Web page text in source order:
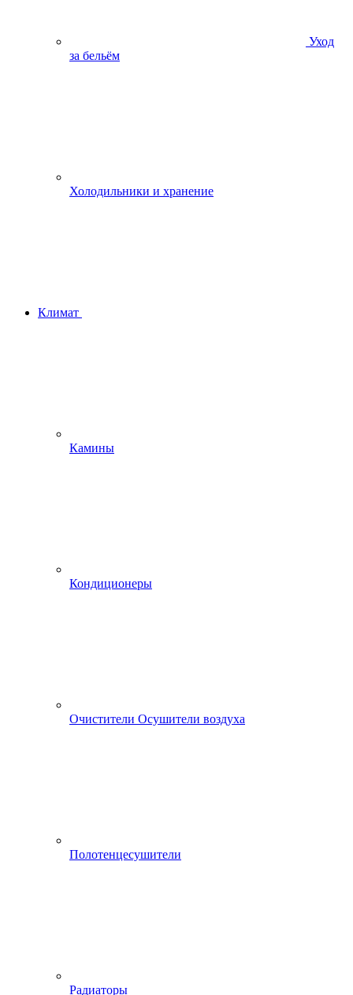
Уход
за бельём
Холодильники и хранение
Климат
Камины
Кондиционеры
Очистители Осушители воздуха
Полотенцесушители
Радиаторы